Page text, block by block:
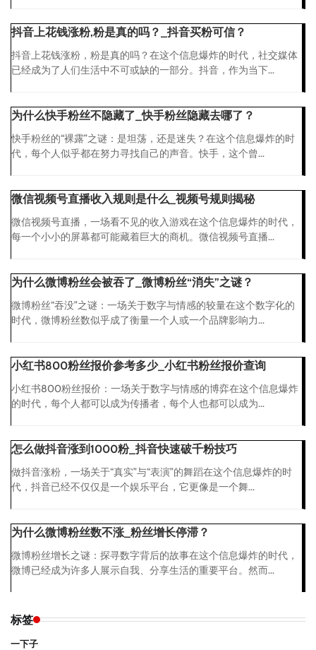
抖音上花钱涨粉,粉是真的吗？_抖音买粉可信？
抖音上花钱涨粉，粉是真的吗？在这个信息爆炸的时代，社交媒体
已经成为了人们生活中不可或缺的一部分。抖音，作为当下...
为什么快手粉丝不隐藏了_快手粉丝隐藏去哪了？
快手粉丝的“裸露”之谜：是坦荡，还是迷失？在这个信息爆炸的时
代，每个人似乎都在努力寻找自己的声音。快手，这个曾...
微信视频号直播收入规则是什么_视频号规则揭秘
微信视频号直播，一场看不见的收入游戏在这个信息爆炸的时代，
每一个小小的屏幕都可能藏着巨大的商机。微信视频号直播...
为什么微博粉丝会被吞了_微博粉丝“消失”之谜？
微博粉丝“吞没”之谜：一场关于数字与情感的较量在这个数字化的
时代，微博粉丝数似乎成了衡量一个人或一个品牌影响力...
小红书800粉丝报价参考多少_小红书粉丝报价查询
小红书800粉丝报价：一场关于数字与情感的博弈在这个信息爆炸
的时代，每个人都可以成为传播者，每个人也都可以成为...
怎么做抖音涨到1000粉_抖音快速破千粉技巧
做抖音涨粉，一场关于“真实”与“表演”的舞蹈在这个信息爆炸的时
代，抖音已经不仅仅是一个娱乐平台，它更像是一个舞...
为什么微博粉丝数不涨_粉丝增长停滞？
微博粉丝增长之谜：探寻数字背后的故事在这个信息爆炸的时代，
微博已经成为许多人展示自我、分享生活的重要平台。然而...
标签
一下子